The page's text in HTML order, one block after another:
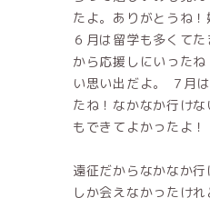
たよ。ありがとうね！
６月は留学も多くて
から応援しにいった
い思い出だよ。 ７月
たね！なかなか行け
もできてよかったよ！
遠征だからなかなか
しか会えなかったけ